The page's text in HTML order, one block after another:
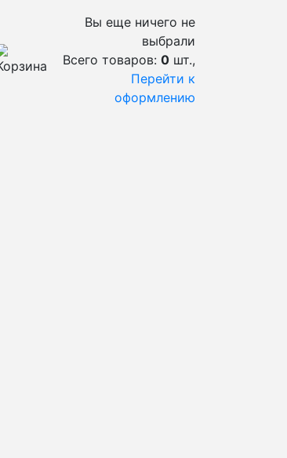
Вы еще ничего не
выбрали
Всего товаров: 0 шт.,
Перейти к
оформлению